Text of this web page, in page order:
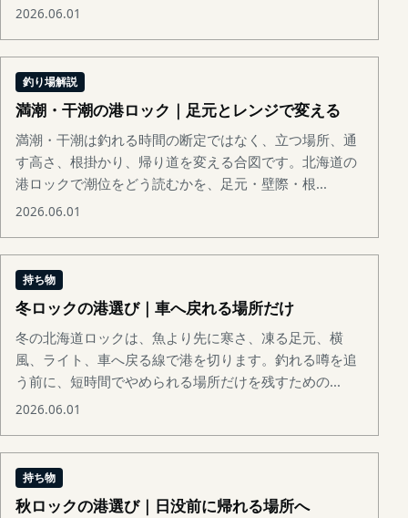
2026.06.01
釣り場解説
満潮・干潮の港ロック｜足元とレンジで変える
満潮・干潮は釣れる時間の断定ではなく、立つ場所、通
す高さ、根掛かり、帰り道を変える合図です。北海道の
港ロックで潮位をどう読むかを、足元・壁際・根...
2026.06.01
持ち物
冬ロックの港選び｜車へ戻れる場所だけ
冬の北海道ロックは、魚より先に寒さ、凍る足元、横
風、ライト、車へ戻る線で港を切ります。釣れる噂を追
う前に、短時間でやめられる場所だけを残すための...
2026.06.01
持ち物
秋ロックの港選び｜日没前に帰れる場所へ